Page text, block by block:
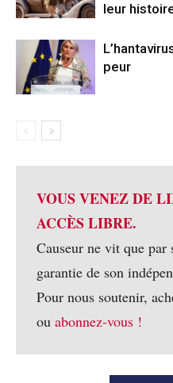
leur
peur
VOUS VENEZ DE
ACCÈS LIBRE.
Causeur ne vit que par
garantie de son
Pour nous soutenir,
ou abonnez-vous !